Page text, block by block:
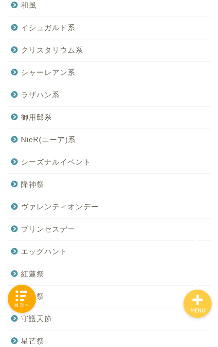
和風
イシュガルド系
クリスタリウム系
シャーレアン系
ラザハン系
御用邸系
NieR(ニーア)系
シーズナルイベント
降神祭
ヴァレンティオンデー
プリンセスデー
エッグハント
紅蓮祭
新生祭
守護天節
星芒祭
MENU
HOUSING COLLECTIONと
目次へ